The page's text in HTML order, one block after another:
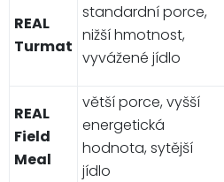
REAL
Turmat
standardní porce,
nižší hmotnost,
vyvážené jídlo
REAL
Field
Meal
větší porce, vyšší
energetická
hodnota, sytější
jídlo